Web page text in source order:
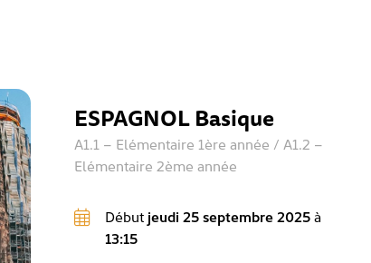
ESPAGNOL Basique
A1.1 – Elémentaire 1ère année / A1.2 –
Elémentaire 2ème année
Début jeudi 25 septembre 2025à
13:15